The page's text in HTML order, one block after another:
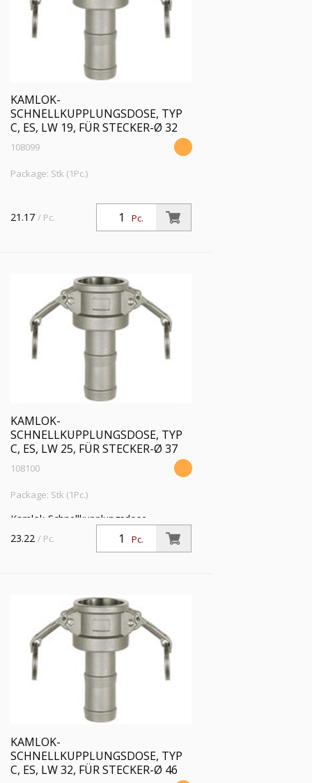
KAMLOK-
SCHNELLKUPPLUNGSDOSE, TYP
C, ES, LW 19, FÜR STECKER-Ø 32
108099
Package: Stk (1Pc.)
Pc.
21.17 / Pc.
KAMLOK-
SCHNELLKUPPLUNGSDOSE, TYP
C, ES, LW 25, FÜR STECKER-Ø 37
108100
Package: Stk (1Pc.)
Kamlok-Schnellkupplungsdose,
Schlauchstutzen, Typ C, ES 1.4401, LW
25, für Stecker-Ø 37 mm, PN max. 16
Pc.
23.22 / Pc.
KAMLOK-
SCHNELLKUPPLUNGSDOSE, TYP
C, ES, LW 32, FÜR STECKER-Ø 46